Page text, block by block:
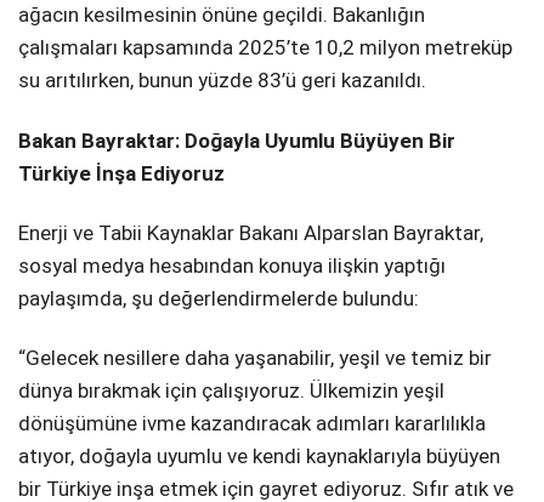
ağacın kesilmesinin önüne geçildi. Bakanlığın
çalışmaları kapsamında 2025’te 10,2 milyon metreküp
su arıtılırken, bunun yüzde 83’ü geri kazanıldı.
Bakan Bayraktar: Doğayla Uyumlu Büyüyen Bir
Türkiye İnşa Ediyoruz
Enerji ve Tabii Kaynaklar Bakanı Alparslan Bayraktar,
sosyal medya hesabından konuya ilişkin yaptığı
paylaşımda, şu değerlendirmelerde bulundu:
“Gelecek nesillere daha yaşanabilir, yeşil ve temiz bir
dünya bırakmak için çalışıyoruz. Ülkemizin yeşil
dönüşümüne ivme kazandıracak adımları kararlılıkla
atıyor, doğayla uyumlu ve kendi kaynaklarıyla büyüyen
bir Türkiye inşa etmek için gayret ediyoruz. Sıfır atık ve